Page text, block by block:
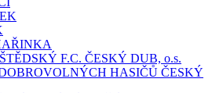
F.C. ČESKÝ DUB, o.s.
HASIČŮ ČESKÝ